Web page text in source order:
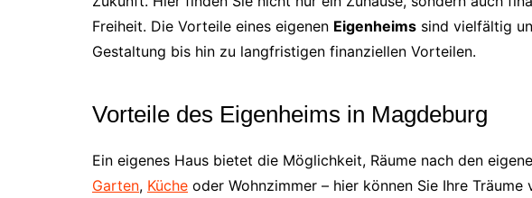
Freiheit. Die Vorteile eines eigenen Eigenheims sind vielfältig
Gestaltung bis hin zu langfristigen finanziellen Vorteilen.
Vorteile des Eigenheims in Magdeburg
Ein eigenes Haus bietet die Möglichkeit, Räume nach den
Garten, Küche oder Wohnzimmer – hier können Sie Ihre Träume